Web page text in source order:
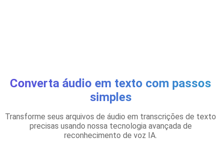
Converta áudio em texto com passos
simples
Transforme seus arquivos de áudio em transcrições de texto
precisas usando nossa tecnologia avançada de
reconhecimento de voz IA.